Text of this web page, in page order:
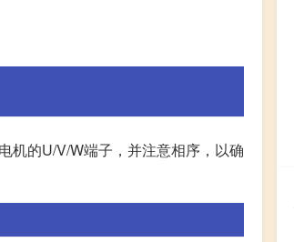
机的U/V/W端子，并注意相序，以确